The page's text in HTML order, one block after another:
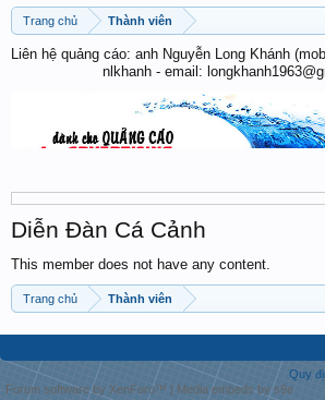
Trang chủ Thành viên
Liên hệ quảng cáo: anh Nguyễn Long Khánh
nlkhanh - email:
Diễn Đàn Cá Cảnh
This member does not have any content.
Trang chủ Thành viên
Quy
Forum software by XenForo™ | Media embeds by s9e